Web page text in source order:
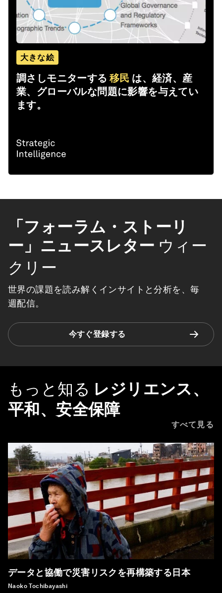
大きな絵
調さしモニターする 移民 は、経済、産
業、グローバルな問題に影響を与えてい
ます。
「フォーラム・ストーリ
ー」ニュースレター ウィー
クリー
世界の課題を読み解くインサイトと分析を、毎
週配信。
今すぐ登録する
もっと知る レジリエンス、
平和、安全保障
すべて見る
データと協働で災害リスクを再構築する日本
Naoko Tochibayashi